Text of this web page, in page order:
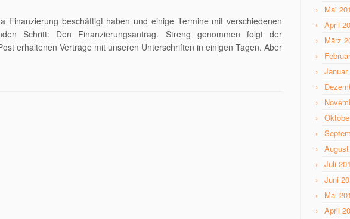
beschäftigt haben und einige Termine mit verschiedenen
Schritt: Den Finanzierungsantrag. Streng genommen folgt der
erhaltenen Verträge mit unseren Unterschriften in einigen Tagen. Aber
Mai
April
März
Januar
Juli
Juni
Mai
April